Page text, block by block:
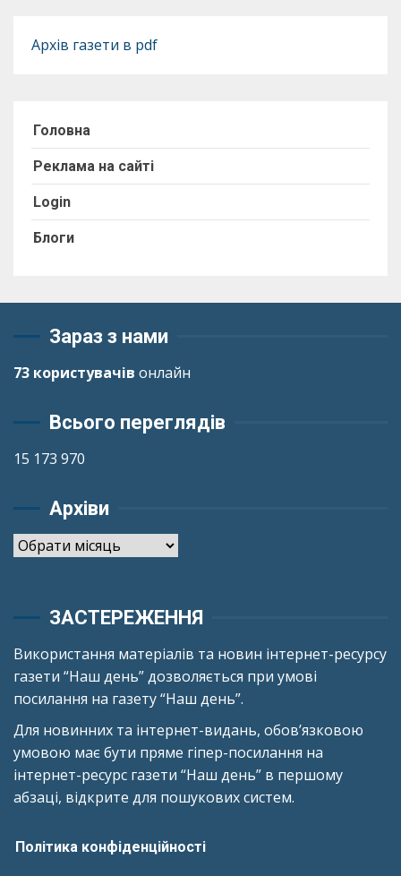
Архів газети в pdf
Головна
Реклама на сайті
Login
Блоги
Зараз з нами
73 користувачів онлайн
Всього переглядів
15 173 970
Архіви
Архіви
ЗАСТЕРЕЖЕННЯ
Використання матеріалів та новин інтернет-ресурсу
газети “Наш день” дозволяється при умові
посилання на газету “Наш день”.
Для новинних та інтернет-видань, обов’язковою
умовою має бути пряме гіпер-посилання на
інтернет-ресурс газети “Наш день” в першому
абзаці, відкрите для пошукових систем.
Політика конфіденційності